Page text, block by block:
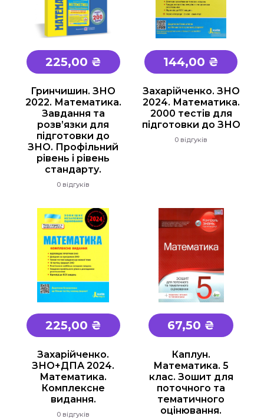
225,00 ₴
Гринчишин. ЗНО
2022. Математика.
Завдання та
розв’язки для
підготовки до
ЗНО. Профільний
рівень і рівень
стандарту.
0 відгуків
144,00 ₴
Захарійченко. ЗНО
2024. Математика.
2000 тестів для
підготовки до ЗНО
0 відгуків
225,00 ₴
Захарійченко.
ЗНО+ДПА 2024.
Математика.
Комплексне
видання.
0 відгуків
67,50 ₴
Каплун.
Математика. 5
клас. Зошит для
поточного та
тематичного
оцінювання.